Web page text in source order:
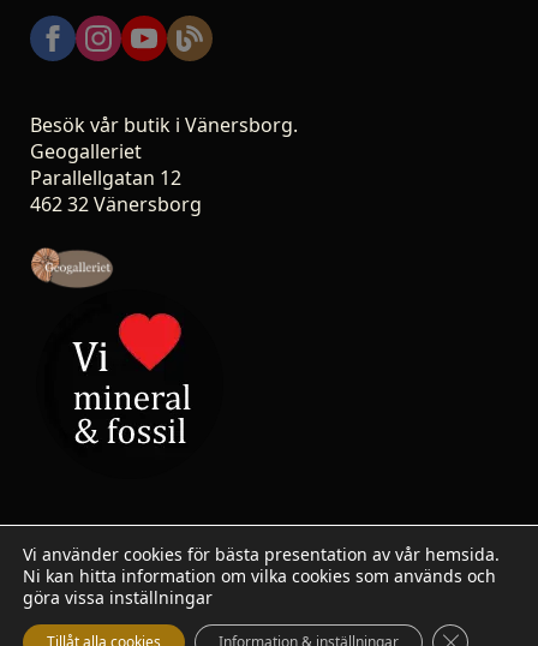
Besök vår butik i Vänersborg.
Geogalleriet
Parallellgatan 12
462 32 Vänersborg
© 2007-2026 Stoneshop.se / Geogalleriet - All rights
Vi använder cookies för bästa presentation av vår hemsida.
Ni kan hitta information om vilka cookies som används och
göra vissa inställningar
Tillåt alla cookies Information & inställningar Close